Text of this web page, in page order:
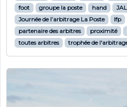
foot
groupe la poste hand
Journée de l’arbitrage La Poste
lfp
partenaire des arbitres
proximité
toutes arbitres
trophée de